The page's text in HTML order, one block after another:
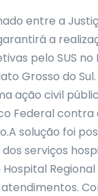
entre a
a
pelo SUS no
Grosso do
ação civil
Federal contra
solução foi
serviços